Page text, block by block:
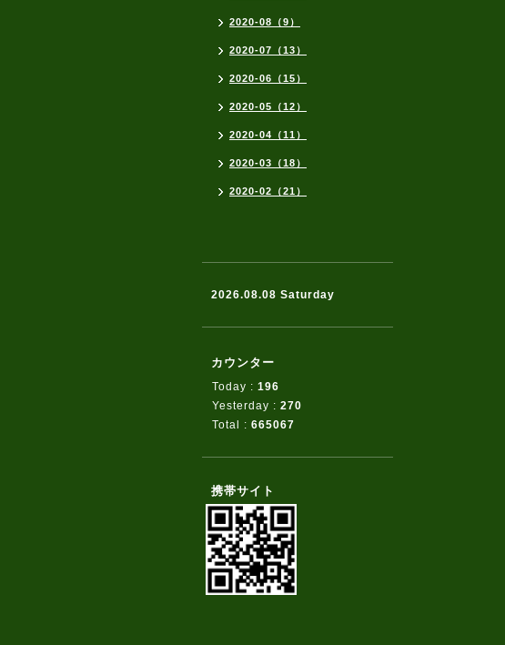
2020-08（9）
2020-07（13）
2020-06（15）
2020-05（12）
2020-04（11）
2020-03（18）
2020-02（21）
2026.08.08 Saturday
カウンター
Today : 196
Yesterday : 270
Total : 665067
携帯サイト